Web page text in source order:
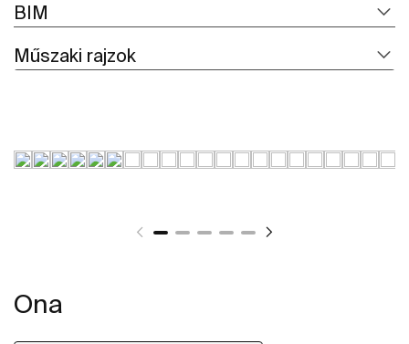
BIM
Műszaki rajzok
Ona